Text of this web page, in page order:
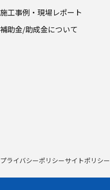
施工事例・現場レポート
補助金/助成金について
プライバシーポリシーサイトポリシー